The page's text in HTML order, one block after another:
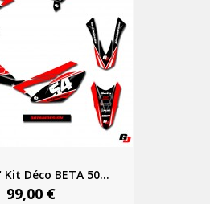
Kit Déco BETA 50...
99,00 €